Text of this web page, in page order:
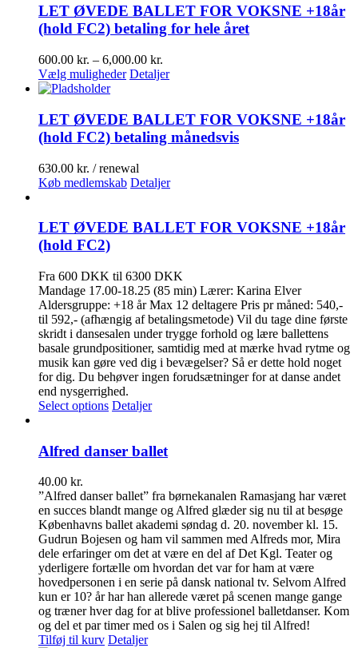
flere
varianter.
Mulighederne
vælges
på
LET ØVEDE BALLET FOR VOKSNE +18år
(hold FC2) betaling for hele året
600.00 kr. – 6,000.00 kr.
600.00 kr.
Vælg muligheder Dette
flere
varianter.
Mulighederne
vælges
på
Detaljer
LET ØVEDE BALLET FOR VOKSNE +18år
(hold FC2) betaling månedsvis
630.00 kr. / renewal
Køb medlemskab Detaljer
LET ØVEDE BALLET FOR VOKSNE +18år
(hold FC2)
Fra 600 DKK til 6300 DKK
Mandage 17.00-18.25 (85 min) Lærer: Karina Elver
Aldersgruppe: +18 år Max 12 deltagere Pris pr måned: 540,-
til 592,- (afhængig af betalingsmetode) Vil du tage dine første
skridt i dansesalen under trygge forhold og lære ballettens
basale grundpositioner, samtidig med at mærke hvad rytme og
musik kan gøre ved dig i bevægelser? Så er dette hold noget
for dig. Du behøver ingen forudsætninger for at danse andet
end nysgerrighed.
Select options Detaljer
Alfred danser ballet
40.00 kr.
”Alfred danser ballet” fra børnekanalen Ramasjang har været
en succes blandt mange og Alfred glæder sig nu til at besøge
Københavns ballet akademi søndag d. 20. november kl. 15.
Gudrun Bojesen og ham vil sammen med Alfreds mor, Mira
dele erfaringer om det at være en del af Det Kgl. Teater og
yderligere fortælle om hvordan det var for ham at være
hovedpersonen i en serie på dansk national tv. Selvom Alfred
kun er 10? år har han allerede været på scenen mange gange
og træner hver dag for at blive professionel balletdanser. Kom
og del et par timer med os i Salen og sig hej til Alfred!
Tilføj til kurv Detaljer